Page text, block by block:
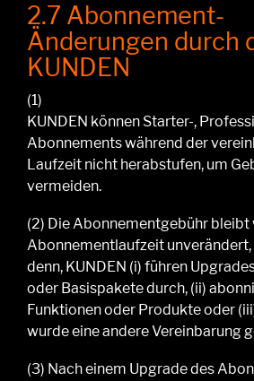
2.7 Abonnement-
Änderungen durch
KUNDEN
(1)
KUNDEN können Starter-,
Abonnementswährend der
Laufzeit nicht herabstufen, um
vermeiden.
(2) Die Abonnementgebühr bleibt
Abonnementlaufzeit unverändert,
denn, KUNDEN (i) führen
oder Basispakete durch, (ii)
Funktionen oder Produkte oder
wurde eine andere Vereinbarung
(3) Nacheinem Upgrade des